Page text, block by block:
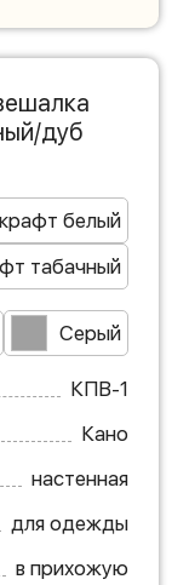
дуб
белый
табачный
Серый
КПВ-1
Кано
настенная
для одежды
в прихожую